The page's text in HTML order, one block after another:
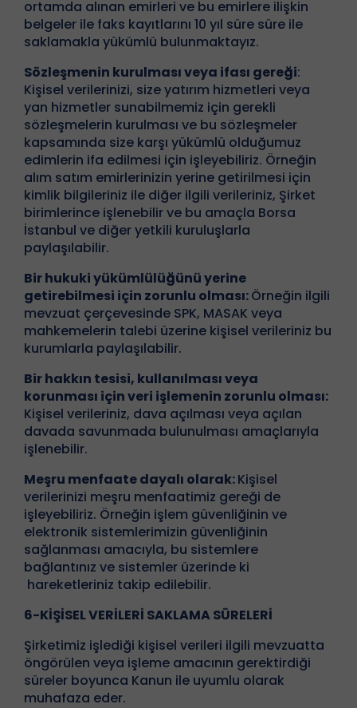
ortamda alınan emirleri ve bu emirlere ilişkin
belgeler ile faks kayıtlarını 10 yıl süre süre ile
saklamakla yükümlü bulunmaktayız.
Sözleşmenin kurulması veya ifası gereği:
Kişisel verilerinizi, size yatırım hizmetleri veya
yan hizmetler sunabilmemiz için gerekli
sözleşmelerin kurulması ve bu sözleşmeler
kapsamında size karşı yükümlü olduğumuz
edimlerin ifa edilmesi için işleyebiliriz. Örneğin
alım satım emirlerinizin yerine getirilmesi için
kimlik bilgileriniz ile diğer ilgili verileriniz, Şirket
birimlerince işlenebilir ve bu amaçla Borsa
İstanbul ve diğer yetkili kuruluşlarla
paylaşılabilir.
Bir hukuki yükümlülüğünü yerine
getirebilmesi için zorunlu olması:Örneğin ilgili
mevzuat çerçevesinde SPK, MASAK veya
mahkemelerin talebi üzerine kişisel verileriniz bu
kurumlarla paylaşılabilir.
Bir hakkın tesisi, kullanılması veya
korunması için veri işlemenin zorunlu olması:
Kişisel verileriniz, dava açılması veya açılan
davada savunmada bulunulması amaçlarıyla
işlenebilir.
Meşru menfaate dayalı olarak:Kişisel
verilerinizi meşru menfaatimiz gereği de
işleyebiliriz. Örneğin işlem güvenliğinin ve
elektronik sistemlerimizin güvenliğinin
sağlanması amacıyla, bu sistemlere
bağlantınız ve sistemler üzerinde ki
hareketleriniz takip edilebilir.
6-KİŞİSEL VERİLERİ SAKLAMA SÜRELERİ
Şirketimiz işlediği kişisel verileri ilgili mevzuatta
öngörülen veya işleme amacının gerektirdiği
süreler boyunca Kanun ile uyumlu olarak
muhafaza eder.